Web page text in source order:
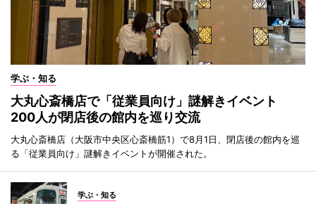
学ぶ・知る
大丸心斎橋店で「従業員向け」謎解きイベント
200人が閉店後の館内を巡り交流
大丸心斎橋店（大阪市中央区心斎橋筋1）で8月1日、閉店後の館内を巡
る「従業員向け」謎解きイベントが開催された。
学ぶ・知る